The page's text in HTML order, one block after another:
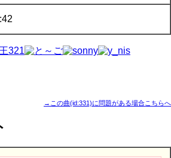
→この曲(id:331)に問題がある場合こちらへ